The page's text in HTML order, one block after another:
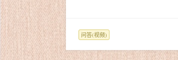
问答(视频)